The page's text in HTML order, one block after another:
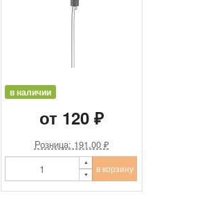
в наличии
от 120 ₽
Розница: 191.00 ₽
в корзину